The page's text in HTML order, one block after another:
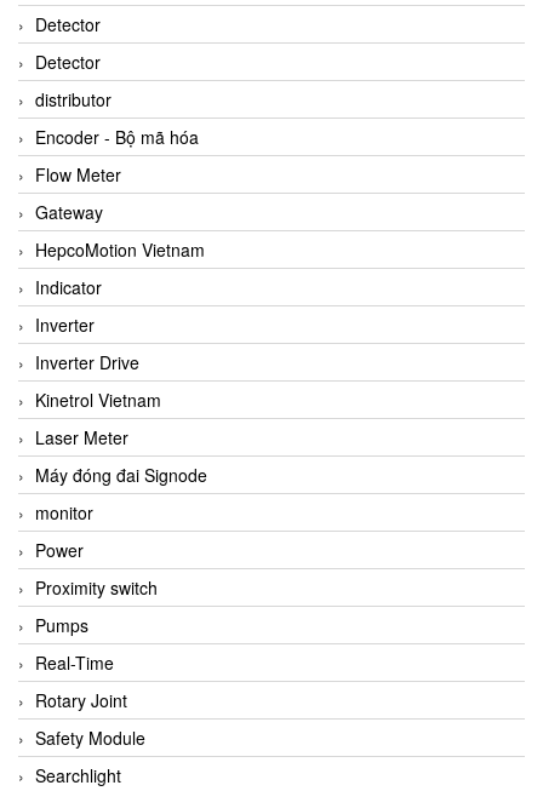
Detector
Detector
distributor
Encoder - Bộ mã hóa
Flow Meter
Gateway
HepcoMotion Vietnam
Indicator
Inverter
Inverter Drive
Kinetrol Vietnam
Laser Meter
Máy đóng đai Signode
monitor
Power
Proximity switch
Pumps
Real-Time
Rotary Joint
Safety Module
Searchlight